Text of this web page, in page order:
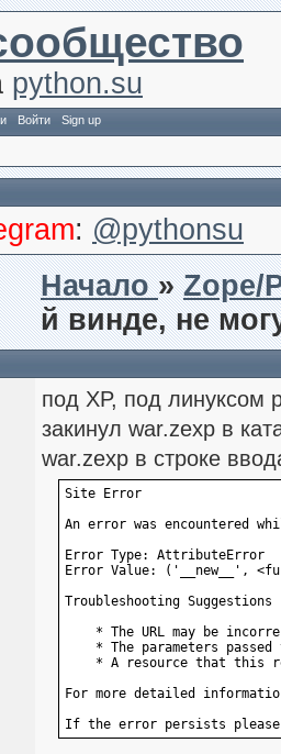
python.su
Войти Sign up
: @pythonsu
Начало»Zope/
й винде, не
под XP, под линуксом
закинул war.zexp в
war.zexp в строке
Site Error
An error was encountered
Error Type: AttributeError
Error Value: ('__new__',
Troubleshooting Suggestions
* The URL may be
* The parameters passed
* A resource that this
For more detailed
If the error persists please